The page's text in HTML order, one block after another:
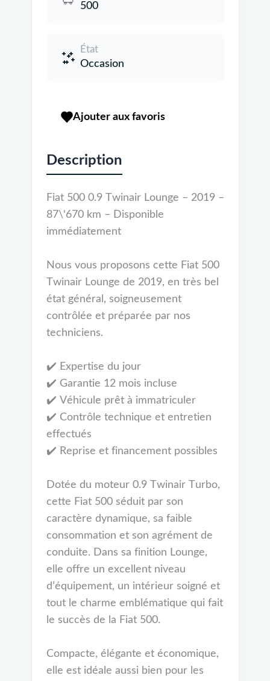
500
État
Occasion
Ajouter aux favoris
Description
Fiat 500 0.9 Twinair Lounge – 2019 –
87\'670 km – Disponible
immédiatement
Nous vous proposons cette Fiat 500
Twinair Lounge de 2019, en très bel
état général, soigneusement
contrôlée et préparée par nos
techniciens.
✔️ Expertise du jour
✔️ Garantie 12 mois incluse
✔️ Véhicule prêt à immatriculer
✔️ Contrôle technique et entretien
effectués
✔️ Reprise et financement possibles
Dotée du moteur 0.9 Twinair Turbo,
cette Fiat 500 séduit par son
caractère dynamique, sa faible
consommation et son agrément de
conduite. Dans sa finition Lounge,
elle offre un excellent niveau
d’équipement, un intérieur soigné et
tout le charme emblématique qui fait
le succès de la Fiat 500.
Compacte, élégante et économique,
elle est idéale aussi bien pour les